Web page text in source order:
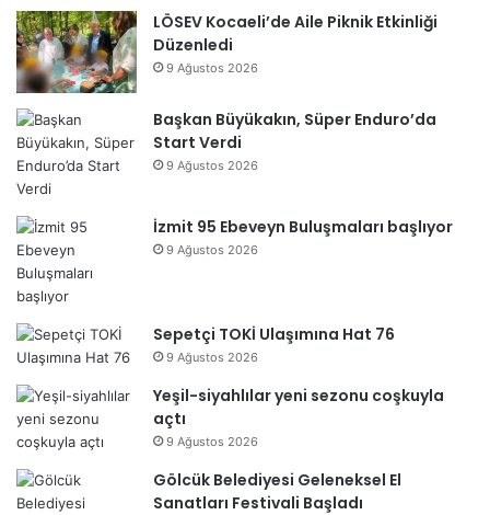
LÖSEV Kocaeli’de Aile Piknik Etkinliği
Düzenledi
9 Ağustos 2026
Başkan Büyükakın, Süper Enduro’da
Start Verdi
9 Ağustos 2026
İzmit 95 Ebeveyn Buluşmaları başlıyor
9 Ağustos 2026
Sepetçi TOKİ Ulaşımına Hat 76
9 Ağustos 2026
Yeşil-siyahlılar yeni sezonu coşkuyla
açtı
9 Ağustos 2026
Gölcük Belediyesi Geleneksel El
Sanatları Festivali Başladı